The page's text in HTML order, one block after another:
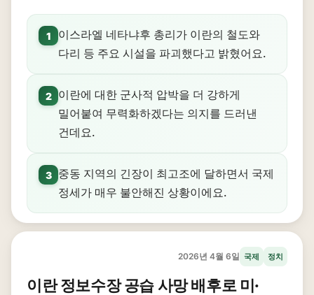
1
이스라엘 네타냐후 총리가 이란의 철도와
다리 등 주요 시설을 파괴했다고 밝혔어요.
2
이란에 대한 군사적 압박을 더 강하게
밀어붙여 무력화하겠다는 의지를 드러낸
건데요.
3
중동 지역의 긴장이 최고조에 달하면서 국제
정세가 매우 불안해진 상황이에요.
2026년 4월 6일 국제 정치
이란 정보수장 공습 사망 배후로 미·